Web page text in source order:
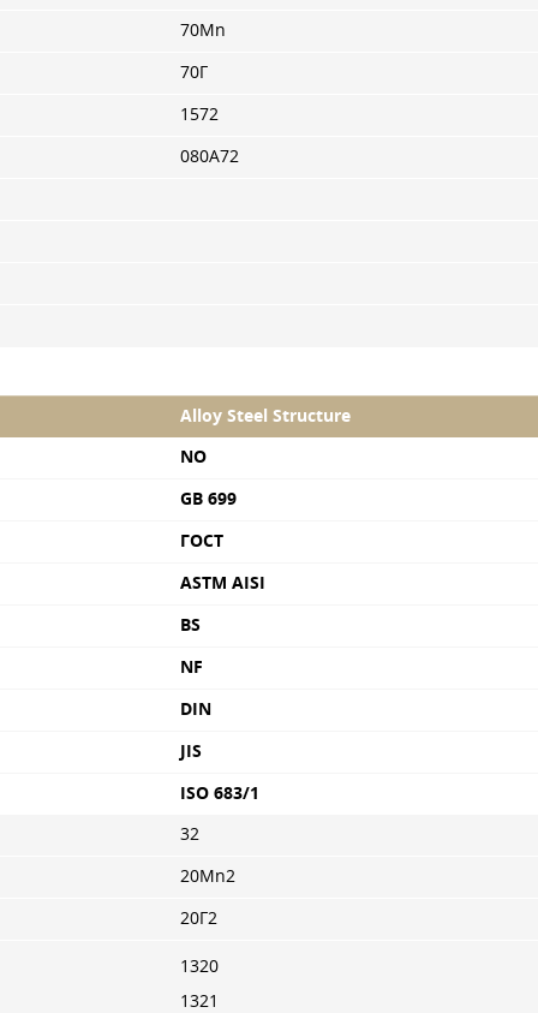
70Mn
70Г
1572
080A72
Alloy Steel Structure
NO
GB 699
ГОСТ
ASTM AISI
BS
NF
DIN
JIS
ISO 683/1
32
20Mn2
20Г2
1320
1321